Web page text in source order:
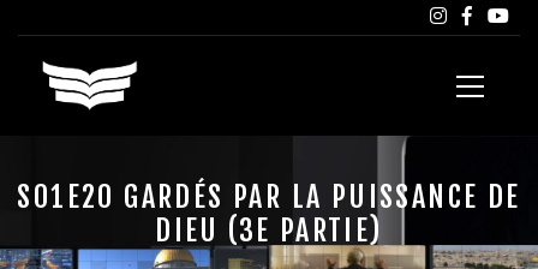
S01E20 GARDÉS PAR LA PUISSANCE DE
DIEU (3E PARTIE)